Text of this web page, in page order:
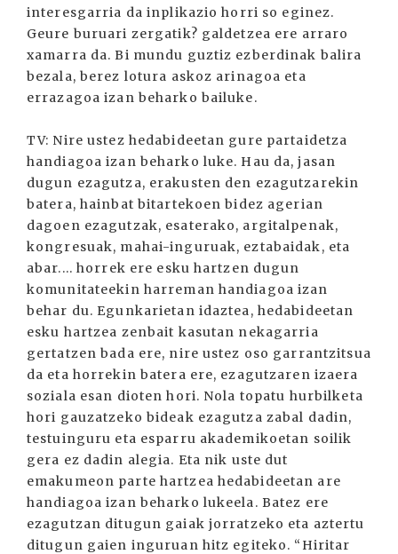
interesgarria da inplikazio horri so eginez.
Geure buruari zergatik? galdetzea ere arraro
xamarra da. Bi mundu guztiz ezberdinak balira
bezala, berez lotura askoz arinagoa eta
errazagoa izan beharko bailuke.
TV: Nire ustez hedabideetan gure partaidetza
handiagoa izan beharko luke. Hau da, jasan
dugun ezagutza, erakusten den ezagutzarekin
batera, hainbat bitartekoen bidez agerian
dagoen ezagutzak, esaterako, argitalpenak,
kongresuak, mahai-inguruak, eztabaidak, eta
abar.... horrek ere esku hartzen dugun
komunitateekin harreman handiagoa izan
behar du. Egunkarietan idaztea, hedabideetan
esku hartzea zenbait kasutan nekagarria
gertatzen bada ere, nire ustez oso garrantzitsua
da eta horrekin batera ere, ezagutzaren izaera
soziala esan dioten hori. Nola topatu hurbilketa
hori gauzatzeko bideak ezagutza zabal dadin,
testuinguru eta esparru akademikoetan soilik
gera ez dadin alegia. Eta nik uste dut
emakumeon parte hartzea hedabideetan are
handiagoa izan beharko lukeela. Batez ere
ezagutzan ditugun gaiak jorratzeko eta aztertu
ditugun gaien inguruan hitz egiteko. “Hiritar